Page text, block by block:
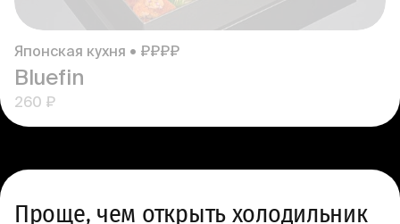
Японская кухня • ₽₽₽₽
Bluefin
260 ₽
Проще, чем открыть холодильник